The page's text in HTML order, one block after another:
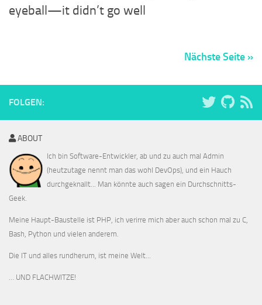
eyeball—it didn’t go well
Nächste Seite »
FOLGEN:
ABOUT
Ich bin Software-Entwickler, ab und zu auch mal Admin
(heutzutage nennt man das wohl DevOps), und ein Hauch
durchgeknallt... Man könnte auch sagen ein Durchschnitts-
Geek.
Meine Haupt-Baustelle ist PHP, ich verirre mich aber auch schon mal zu C,
Bash, Python und vielen anderem.
Die IT und alles rundherum, ist meine Welt...
… UND FLACHWITZE!